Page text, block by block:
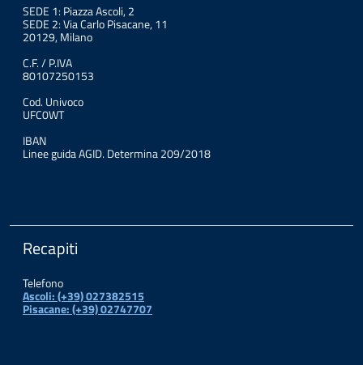
SEDE 1: Piazza Ascoli, 2
SEDE 2: Via Carlo Pisacane, 11
20129, Milano
C.F. / P.IVA
80107250153
Cod. Univoco
UFC0WT
IBAN
Linee guida AGID. Determina 209/2018
Recapiti
Telefono
Ascoli: (+39) 027382515
Pisacane: (+39) 02747707